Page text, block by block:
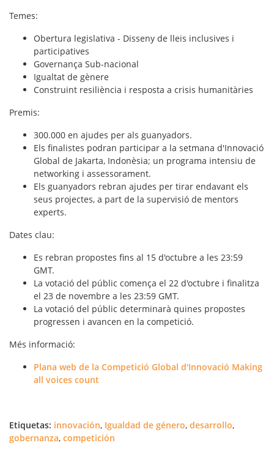
Temes:
Obertura legislativa - Disseny de lleis inclusives i
participatives
Governança Sub-nacional
Igualtat de gènere
Construint resiliència i resposta a crisis humanitàries
Premis:
300.000 en ajudes per als guanyadors.
Els finalistes podran participar a la setmana d'Innovació
Global de Jakarta, Indonèsia; un programa intensiu de
networking i assessorament.
Els guanyadors rebran ajudes per tirar endavant els
seus projectes, a part de la supervisió de mentors
experts.
Dates clau:
Es rebran propostes fins al 15 d'octubre a les 23:59
GMT.
La votació del públic comença el 22 d'octubre i finalitza
el 23 de novembre a les 23:59 GMT.
La votació del públic determinarà quines propostes
progressen i avancen en la competició.
Més informació:
Plana web de la Competició Global d'Innovació Making
all voices count
Etiquetas: innovación, Igualdad de género, desarrollo,
gobernanza, competición